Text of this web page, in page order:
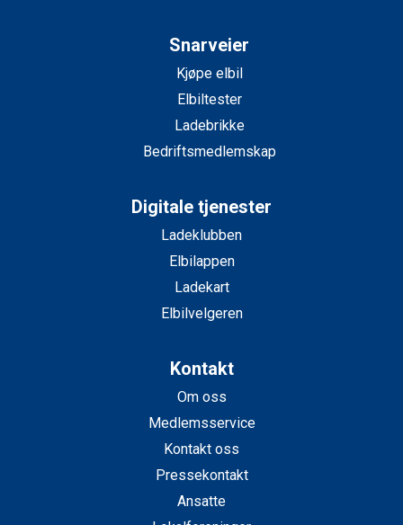
Snarveier
Kjøpe elbil
Elbiltester
Ladebrikke
Bedriftsmedlemskap
Digitale tjenester
Ladeklubben
Elbilappen
Ladekart
Elbilvelgeren
Kontakt
Om oss
Medlemsservice
Kontakt oss
Pressekontakt
Ansatte